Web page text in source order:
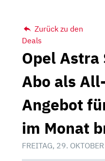
Zurück zu den
Deals
Opel Astra
Abo als
Angebot
im Monat
FREITAG, 29.